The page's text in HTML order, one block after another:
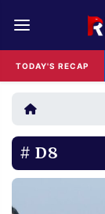
TODAY'S RECAP
REDAKSI
RESOLUSI
RUBRIKASI
EDITORIAL
D8